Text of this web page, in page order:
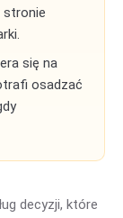
stronie
się na
osadzać
decyzji, które